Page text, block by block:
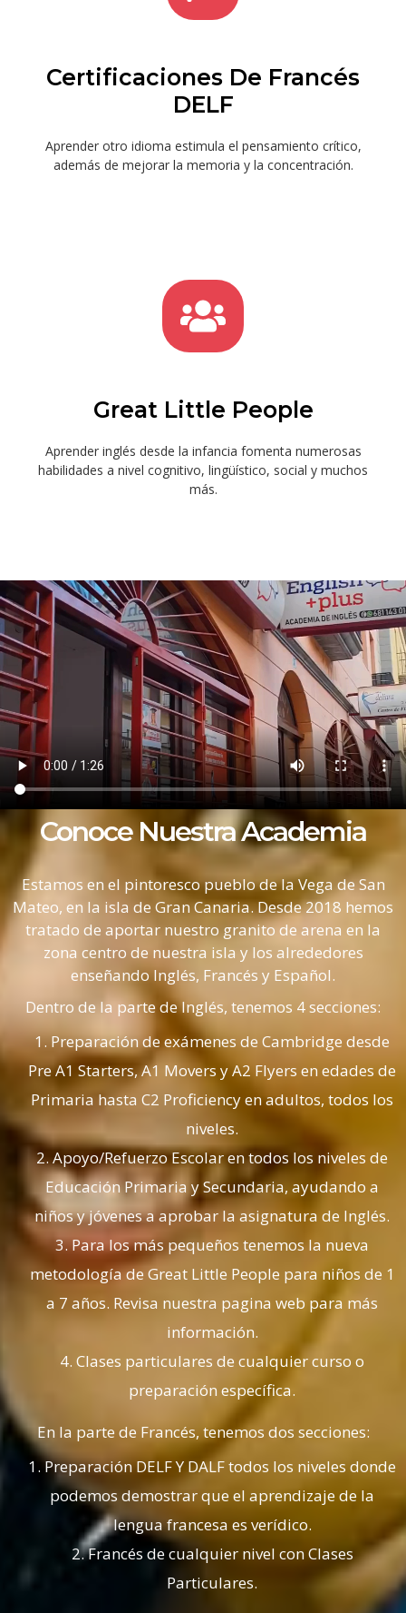
Certificaciones De Francés
DELF
Aprender otro idioma estimula el pensamiento crítico,
además de mejorar la memoria y la concentración.
Great Little People
Aprender inglés desde la infancia fomenta numerosas
habilidades a nivel cognitivo, lingüístico, social y muchos
más.
Conoce Nuestra Academia
Estamos en el pintoresco pueblo de la Vega de San
Mateo, en la isla de Gran Canaria. Desde 2018 hemos
tratado de aportar nuestro granito de arena en la
zona centro de nuestra isla y los alrededores
enseñando Inglés, Francés y Español.
Dentro de la parte de Inglés, tenemos 4 secciones:
Preparación de exámenes de Cambridge desde
Pre A1 Starters, A1 Movers y A2 Flyers en edades de
Primaria hasta C2 Proficiency en adultos, todos los
niveles.
Apoyo/Refuerzo Escolar en todos los niveles de
Educación Primaria y Secundaria, ayudando a
niños y jóvenes a aprobar la asignatura de Inglés.
Para los más pequeños tenemos la nueva
metodología de Great Little People para niños de 1
a 7 años. Revisa nuestra pagina web para más
información.
Clases particulares de cualquier curso o
preparación específica.
En la parte de Francés, tenemos dos secciones:
Preparación DELF Y DALF todos los niveles donde
podemos demostrar que el aprendizaje de la
lengua francesa es verídico.
Francés de cualquier nivel con Clases
Particulares.